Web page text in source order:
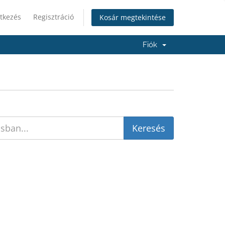
Regisztráció Kosár megtekintése
Fiók